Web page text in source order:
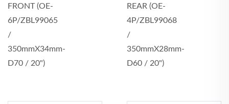
FRONT (OE-
6P/ZBL99065
/
350mmX34mm-
D70 / 20")
REAR (OE-
4P/ZBL99068
/
350mmX28mm-
D60 / 20")